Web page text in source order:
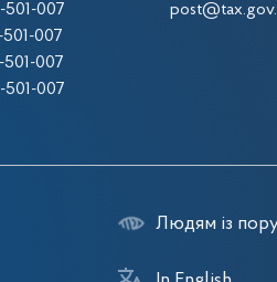
007
007
007
007
Людям із